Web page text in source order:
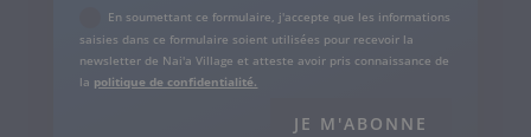
En soumettant ce formulaire, j'accepte que les informations
saisies dans ce formulaire soient utilisées pour recevoir la
newsletter de Nai'a Village et atteste avoir pris connaissance de
la politique de confidentialité.
JE M'ABONNE